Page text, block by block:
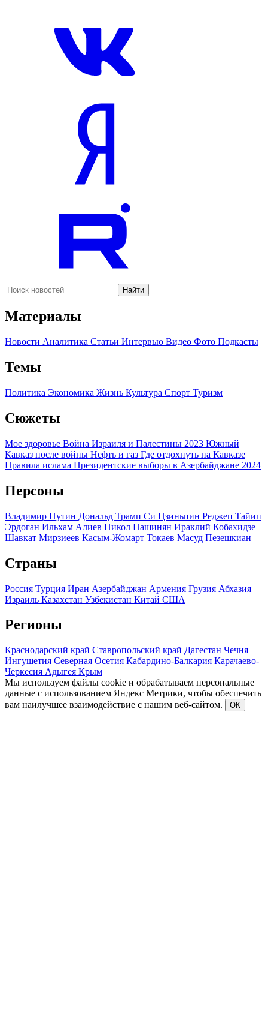
Найти
Материалы
Новости Аналитика Статьи Интервью Видео Фото Подкасты
Темы
Политика Экономика Жизнь Культура Спорт Туризм
Сюжеты
Мое здоровье Война Израиля и Палестины 2023 Южный
Кавказ после войны Нефть и газ Где отдохнуть на Кавказе
Правила ислама Президентские выборы в Азербайджане 2024
Персоны
Владимир Путин Дональд Трамп Си Цзиньпин Реджеп Тайип
Эрдоган Ильхам Алиев Никол Пашинян Ираклий Кобахидзе
Шавкат Мирзиеев Касым-Жомарт Токаев Масуд Пезешкиан
Страны
Россия Турция Иран Азербайджан Армения Грузия Абхазия
Израиль Казахстан Узбекистан Китай США
Регионы
Краснодарский край Ставропольский край Дагестан Чечня
Ингушетия Северная Осетия Кабардино-Балкария Карачаево-
Черкесия Адыгея Крым
Мы используем файлы cookie и обрабатываем персональные
данные с использованием Яндекс Метрики, чтобы обеспечить
вам наилучшее взаимодействие с нашим веб-сайтом.
ОК